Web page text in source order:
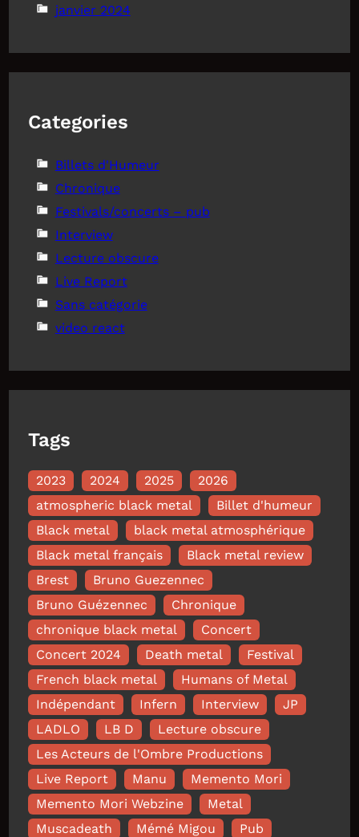
janvier 2024
Categories
Billets d'Humeur
Chronique
Festivals/concerts – pub
Interview
Lecture obscure
Live Report
Sans catégorie
video react
Tags
2023 2024 2025
2026
atmospheric black metal
Billet d'humeur
Black metal
black metal atmosphérique
Black metal français
Black metal review
Brest
Bruno Guezennec
Bruno Guézennec
Chronique
chronique black metal
Concert
Concert 2024
Death metal
Festival
French black metal
Humans of Metal
Indépendant
Infern Interview
JP
LADLO
LB D
Lecture obscure
Les Acteurs de l'Ombre Productions
Live Report
Manu
Memento Mori
Memento Mori Webzine
Metal
Muscadeath
Mémé Migou
Pub